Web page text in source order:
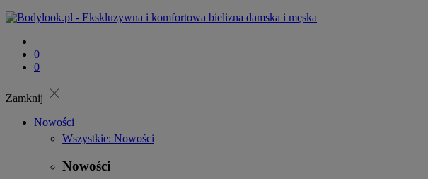
0
0
Zamknij close
Nowości
Wszystkie: Nowości
Nowości